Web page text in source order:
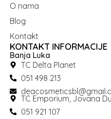
O nama
Blog
Kontakt
KONTAKT INFORMACIJE
Banja Luka
TC Delta Planet
051 498 213
TC Emporium, Jovana
051 921 107